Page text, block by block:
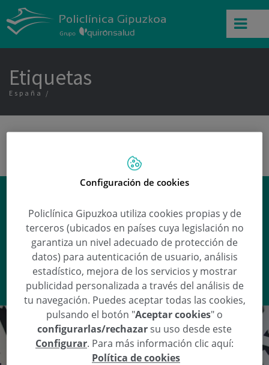
Etiquetas
España
Ana Arenaresponde a esta y otras
preguntas en nuestra sección de
Preguntas médicas.
VER RESPUESTA
Configuración de cookies
Policlínica Gipuzkoa utiliza cookies propias y de
terceros (ubicados en países cuya legislación no
garantiza un nivel adecuado de protección de
datos) para autenticación de usuario, análisis
estadístico, mejora de los servicios y mostrar
publicidad personalizada a través del análisis de
tu navegación. Puedes aceptar todas las cookies,
pulsando el botón "Aceptar cookies" o
configurarlas/rechazarsu uso desde este
Configurar. Para más información clic aquí:
Política de cookies